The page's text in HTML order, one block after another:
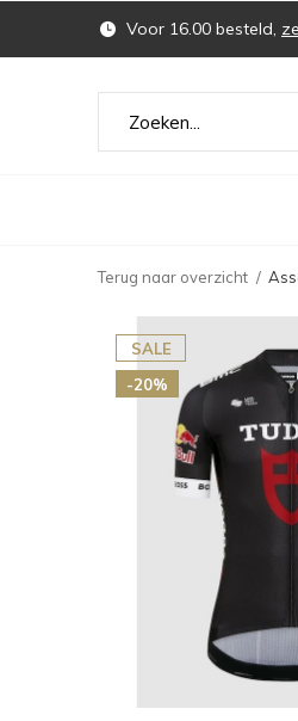
Voor 16.00 besteld,
Terug naar overzicht
SALE
-20%